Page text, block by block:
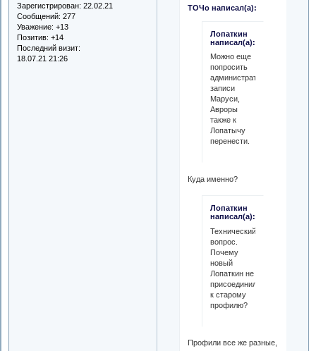
Зарегистрирован: 22.02.21
Сообщений: 277
Уважение: +13
Позитив: +14
Последний визит:
18.07.21 21:26
ТОЧо написал(а):
Лопаткин
написал(а):
Можно еще
попросить
администратора,
записи
Маруси,
Авроры
также к
Лопатычу
перенести.
Куда именно?
Лопаткин
написал(а):
Технический
вопрос.
Почему
новый
Лопаткин не
присоединился
к старому
профилю?
Профили все же разные,